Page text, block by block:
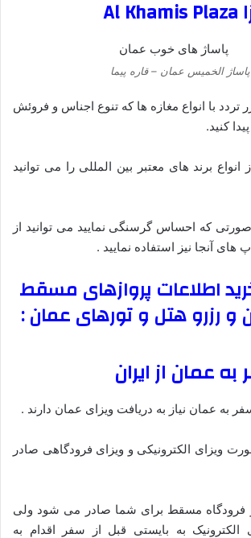
Al Khamis Plaza
پاساژ الخمیس عمان – قاره پیما
تردد با انواع مغازه ها که تنوع اجناس و فروئش
کنید.
انواع برند های معتبر بین المللی را می توانید
صورتی که احساس گرسنگی نمایید می توانید از
آنجا نیز استفاده نمایید .
اطلاعات پروازهای مسقط
و رزرو هتل و تورهای عمان :
عمان از ایران
به عمان نیاز به دریافت ویزای عمان دارند .
عمان به 2 صورت ویزای الکترونیکی و ویزای فرودگاهی صادر
فرودگاه مسقط برای شما صادر می شود ولی
الکترونیک به بایستی قبل از سفر اقدام به